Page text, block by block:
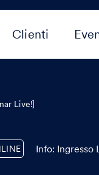
Clienti
Live!]
Info: Ingresso